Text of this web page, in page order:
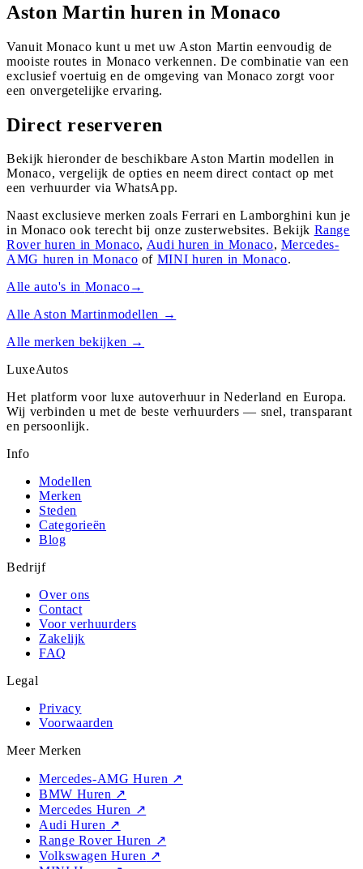
Aston Martin huren in Monaco
Vanuit Monaco kunt u met uw Aston Martin eenvoudig de
mooiste routes in Monaco verkennen. De combinatie van een
exclusief voertuig en de omgeving van Monaco zorgt voor
een onvergetelijke ervaring.
Direct reserveren
Bekijk hieronder de beschikbare Aston Martin modellen in
Monaco, vergelijk de opties en neem direct contact op met
een verhuurder via WhatsApp.
Naast exclusieve merken zoals Ferrari en Lamborghini kun je
in Monaco ook terecht bij onze zusterwebsites. Bekijk Range
Roverhuren in Monaco, Audi huren in Monaco, Mercedes-
AMG huren inMonaco of MINI huren in Monaco.
Alle auto's in Monaco→
AlleAston Martinmodellen →
Alle merken bekijken →
LuxeAutos
Het platform voor luxe autoverhuur in Nederland en Europa.
Wij verbinden u met de beste verhuurders — snel, transparant
en persoonlijk.
Info
Modellen
Merken
Steden
Categorieën
Blog
Bedrijf
Over ons
Contact
Voor verhuurders
Zakelijk
FAQ
Legal
Privacy
Voorwaarden
Meer Merken
Mercedes-AMG Huren ↗
BMW Huren ↗
Mercedes Huren ↗
Audi Huren ↗
Range Rover Huren ↗
Volkswagen Huren ↗